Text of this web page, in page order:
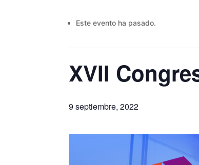
Este evento ha pasado.
XVII
9 septiembre, 2022